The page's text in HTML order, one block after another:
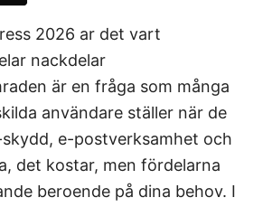
2026 ar det vart
nackdelar
är en fråga som många
användare ställer när de
e-postverksamhet och
det kostar, men fördelarna
beroende på dina behov. I